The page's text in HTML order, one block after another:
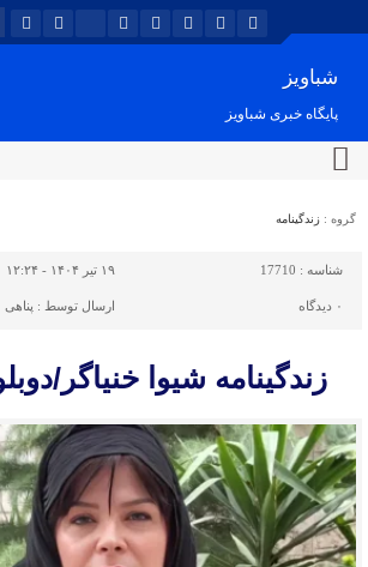
شباویز
پایگاه خبری شباویز
گروه : زندگینامه
شناسه : 17710 ۱۹ تیر ۱۴۰۴ - ۱۲:۲۴
۰ دیدگاه ارسال توسط : پناهی
زندگینامه شیوا خنیاگر/